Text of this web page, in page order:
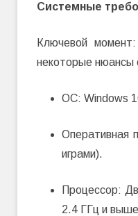
Системные
Ключевой
некоторые нюансы
ОС: Windows
Оперативная
играми).
Процессор:
2.4 ГГц и